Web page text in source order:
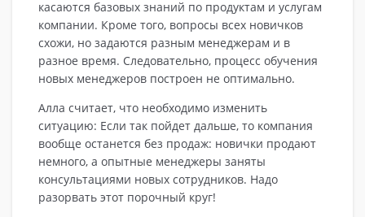
касаются базовых знаний по продуктам и услугам
компании. Кроме того, вопросы всех новичков
схожи, но задаются разным менеджерам и в
разное время. Следовательно, процесс обучения
новых менеджеров построен не оптимально.
Алла считает, что необходимо изменить
ситуацию: Если так пойдет дальше, то компания
вообще останется без продаж: новички продают
немного, а опытные менеджеры заняты
консультациями новых сотрудников. Надо
разорвать этот порочный круг!